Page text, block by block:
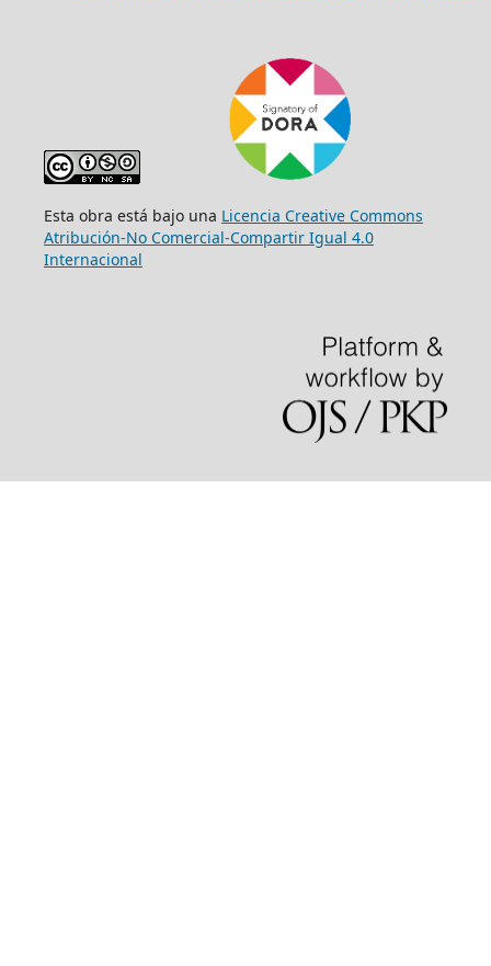
Esta obra está bajo una Licencia Creative Commons
Atribución-No Comercial-Compartir Igual 4.0
Internacional